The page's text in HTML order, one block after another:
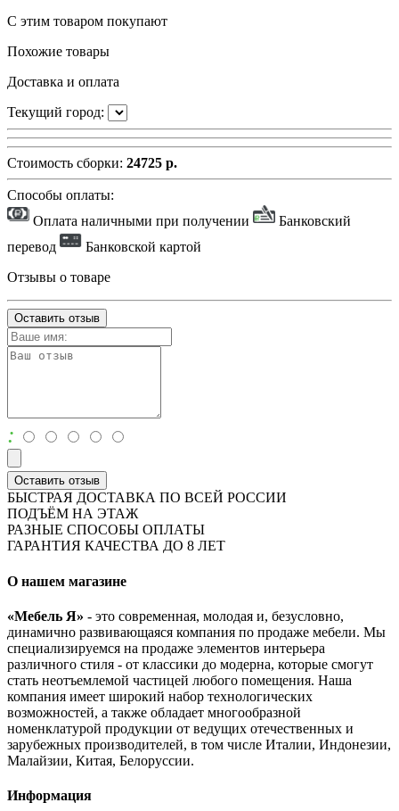
С этим товаром покупают
Похожие товары
Доставка и оплата
Текущий город:
Стоимость сборки: 24725 р.
Способы оплаты:
Оплата наличными при получении
Банковский
перевод
Банковской картой
Отзывы о товаре
Оставить отзыв
:
Оставить отзыв
БЫСТРАЯ ДОСТАВКА ПО ВСЕЙ РОССИИ
ПОДЪЁМ НА ЭТАЖ
РАЗНЫЕ СПОСОБЫ ОПЛАТЫ
ГАРАНТИЯ КАЧЕСТВА ДО 8 ЛЕТ
О нашем магазине
«Мебель Я» - это современная, молодая и, безусловно,
динамично развивающаяся компания по продаже мебели. Мы
специализируемся на продаже элементов интерьера
различного стиля - от классики до модерна, которые смогут
стать неотъемлемой частицей любого помещения. Наша
компания имеет широкий набор технологических
возможностей, а также обладает многообразной
номенклатурой продукции от ведущих отечественных и
зарубежных производителей, в том числе Италии, Индонезии,
Малайзии, Китая, Белоруссии.
Информация